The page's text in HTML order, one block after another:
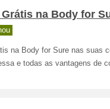
Grátis na Body for
na Body for Sure nas suas
e todas as vantagens de